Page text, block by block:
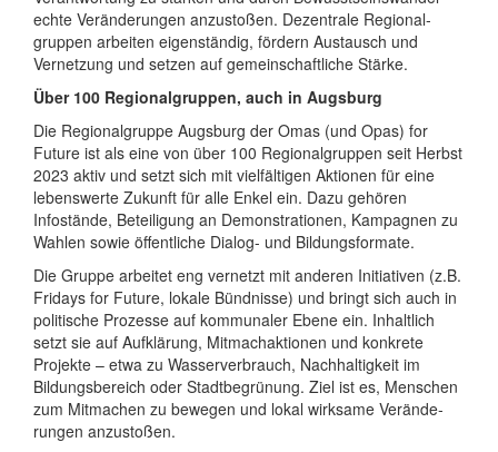
echte Ver­ände­rungen anzustoßen. Dezentrale Regional­
gruppen arbeiten eigen­ständig, fördern Austausch und
Vernetzung und setzen auf gemein­schaft­liche Stärke.
Über 100 Regionalgruppen, auch in Augsburg
Die Regionalgruppe Augsburg der Omas (und Opas) for
Future ist als eine von über 100 Regio­nal­gruppen seit Herbst
2023 aktiv und setzt sich mit viel­fältigen Aktionen für eine
lebens­werte Zukunft für alle Enkel ein. Dazu gehören
Infostände, Beteiligung an Demon­strati­onen, Kampagnen zu
Wahlen sowie öffent­liche Dialog- und Bildungs­formate.
Die Gruppe arbeitet eng vernetzt mit anderen Ini­tiativen (z.B.
Fridays for Future, lokale Bündnisse) und bringt sich auch in
politische Prozesse auf kommunaler Ebene ein. Inhaltlich
setzt sie auf Auf­klärung, Mitmach­aktionen und konkrete
Projekte – etwa zu Wasser­verbrauch, Nach­haltig­keit im
Bildungs­bereich oder Stadt­begrünung. Ziel ist es, Menschen
zum Mitmachen zu bewegen und lokal wirksame Ver­ände­
rungen anzustoßen.